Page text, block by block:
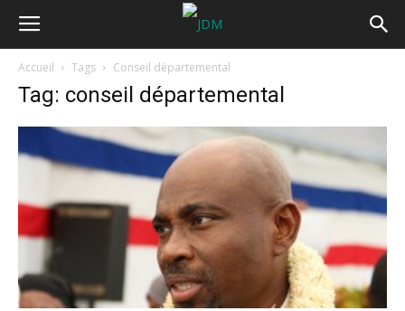
Accueil Tags Conseil départemental
Tag: conseil départemental